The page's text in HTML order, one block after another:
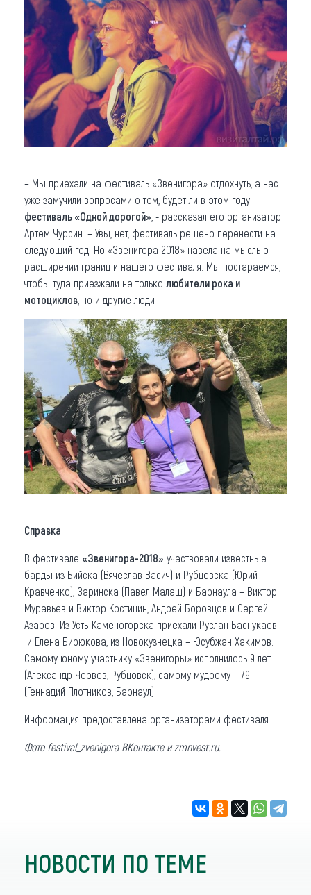
– Мы приехали на фестиваль «Звенигора» отдохнуть, а нас
уже замучили вопросами о том, будет ли в этом году
фестиваль «Одной дорогой» , - рассказал его организатор
Артем Чурсин. – Увы, нет, фестиваль решено перенести на
следующий год. Но «Звенигора-2018» навела на мысль о
расширении границ и нашего фестиваля. Мы постараемся,
чтобы туда приезжали не только любители рока и
мотоциклов , но и другие люди
Справка
В фестивале «Звенигора-2018» участвовали известные
барды из Бийска (Вячеслав Васич) и Рубцовска (Юрий
Кравченко), Заринска (Павел Малаш) и Барнаула – Виктор
Муравьев и Виктор Костицин, Андрей Боровцов и Сергей
Азаров. Из Усть-Каменогорска приехали Руслан Баснукаев
и Елена Бирюкова, из Новокузнецка – Юсубжан Хакимов.
Самому юному участнику «Звенигоры» исполнилось 9 лет
(Александр Червев, Рубцовск), самому мудрому – 79
(Геннадий Плотников, Барнаул).
Информация предоставлена организаторами фестиваля.
Фото festival_zvenigora ВКонтакте и zmnvest.ru.
НОВОСТИ ПО ТЕМЕ